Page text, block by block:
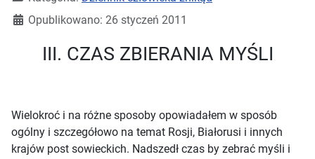
Opublikowano: 26 styczeń 2011
III. CZAS ZBIERANIA MYŚLI
Wielokroć i na różne sposoby opowiadałem w sposób
ogólny i szczegółowo na temat Rosji, Białorusi i innych
krajów post sowieckich. Nadszedł czas by zebrać myśli i